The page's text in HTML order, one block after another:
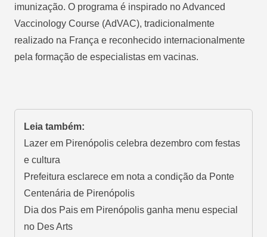
imunização. O programa é inspirado no Advanced
Vaccinology Course (AdVAC), tradicionalmente
realizado na França e reconhecido internacionalmente
pela formação de especialistas em vacinas.
Leia também:
Lazer em Pirenópolis celebra dezembro com festas
e cultura
Prefeitura esclarece em nota a condição da Ponte
Centenária de Pirenópolis
Dia dos Pais em Pirenópolis ganha menu especial
no Des Arts